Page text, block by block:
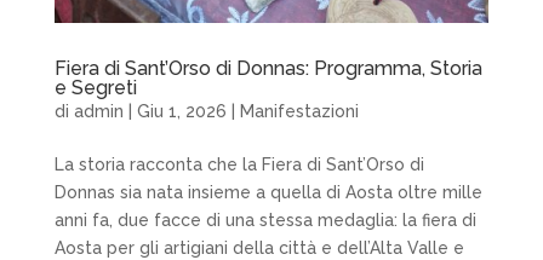
Fiera di Sant’Orso di Donnas: Programma, Storia
e Segreti
di admin Giu 1, 2026 Manifestazioni
La storia racconta che la Fiera di Sant’Orso di
Donnas sia nata insieme a quella di Aosta oltre mille
anni fa, due facce di una stessa medaglia: la fiera di
Aosta per gli artigiani della città e dell’Alta Valle e